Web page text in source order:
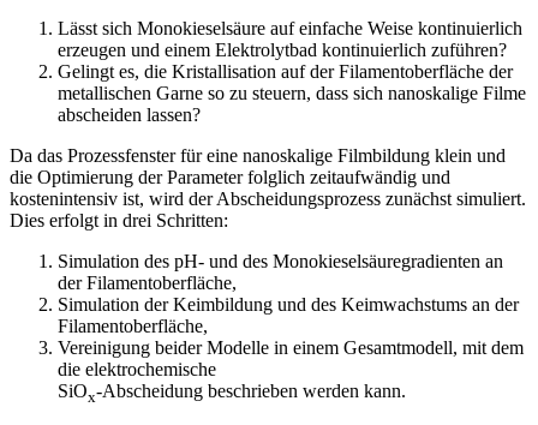
Lässt sich Monokieselsäure auf einfache Weise kontinuierlich
erzeugen und einem Elektrolytbad kontinuierlich zuführen?
Gelingt es, die Kristallisation auf der Filamentoberfläche der
metallischen Garne so zu steuern, dass sich nanoskalige Filme
abscheiden lassen?
Da das Prozessfenster für eine nanoskalige Filmbildung klein und
die Optimierung der Parameter folglich zeitaufwändig und
kostenintensiv ist, wird der Abscheidungsprozess zunächst simuliert.
Dies erfolgt in drei Schritten:
Simulation des pH- und des Monokieselsäuregradienten an
der Filamentoberfläche,
Simulation der Keimbildung und des Keimwachstums an der
Filamentoberfläche,
Vereinigung beider Modelle in einem Gesamtmodell, mit dem
die elektrochemische
SiOx-Abscheidung beschrieben werden kann.